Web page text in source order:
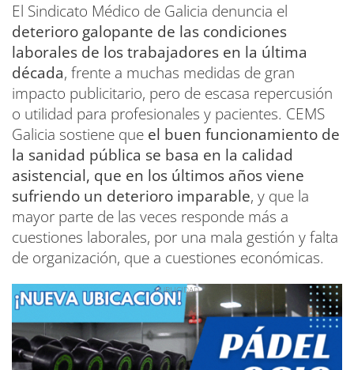
El Sindicato Médico de Galicia denuncia el
deterioro galopante de las condiciones
laborales de los trabajadores en la última
década, frente a muchas medidas de gran
impacto publicitario, pero de escasa repercusión
o utilidad para profesionales y pacientes. CEMS
Galicia sostiene que el buen funcionamiento de
la sanidad pública se basa en la calidad
asistencial, que en los últimos años viene
sufriendo un deterioro imparable, y que la
mayor parte de las veces responde más a
cuestiones laborales, por una mala gestión y falta
de organización, que a cuestiones económicas.